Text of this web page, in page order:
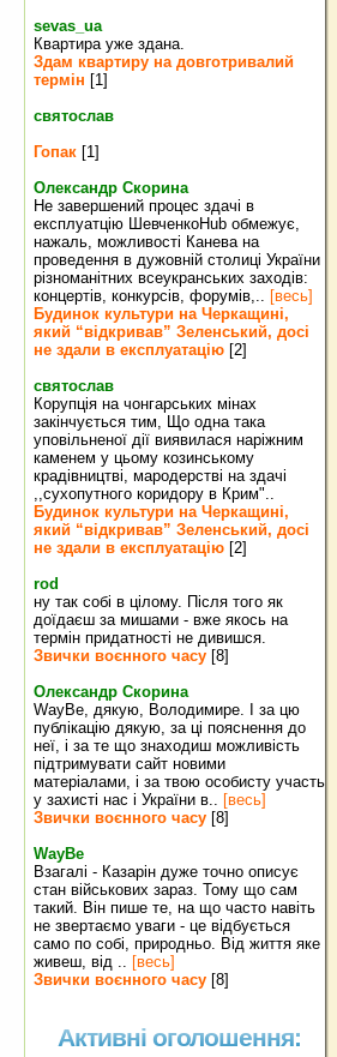
sevas_ua
Квартира уже здана.
Здам квартиру на довготривалий
термін [1]
святослав
Гопак [1]
Олександр Скорина
Не завершений процес здачі в
експлуатцію ШевченкоHub обмежує,
нажаль, можливості Канева на
проведення в дужовній столиці України
різноманітних всеукранських заходів:
концертів, конкурсів, форумів,.. [весь]
Будинок культури на Черкащині,
який “відкривав” Зеленський, досі
не здали в експлуатацію [2]
святослав
Корупція на чонгарських мінах
закінчується тим, Що одна така
уповільненої дії виявилася наріжним
каменем у цьому козинському
крадівництві, мародерстві на здачі
,,сухопутного коридору в Крим"..
Будинок культури на Черкащині,
який “відкривав” Зеленський, досі
не здали в експлуатацію [2]
rod
ну так собі в цілому. Після того як
доїдаєш за мишами - вже якось на
термін придатності не дивишся.
Звички воєнного часу [8]
Олександр Скорина
WayBe, дякую, Володимире. І за цю
публікацію дякую, за ці пояснення до
неї, і за те що знаходиш можливість
підтримувати сайт новими
матеріалами, і за твою особисту участь
у захисті нас і України в.. [весь]
Звички воєнного часу [8]
WayBe
Взагалі - Казарін дуже точно описує
стан військових зараз. Тому що сам
такий. Він пише те, на що часто навіть
не звертаємо уваги - це відбується
само по собі, природньо. Від життя яке
живеш, від .. [весь]
Звички воєнного часу [8]
Активні оголошення: